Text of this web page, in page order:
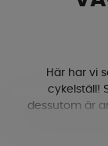
Här har vi
cykelställ!
dessutom är
nästa